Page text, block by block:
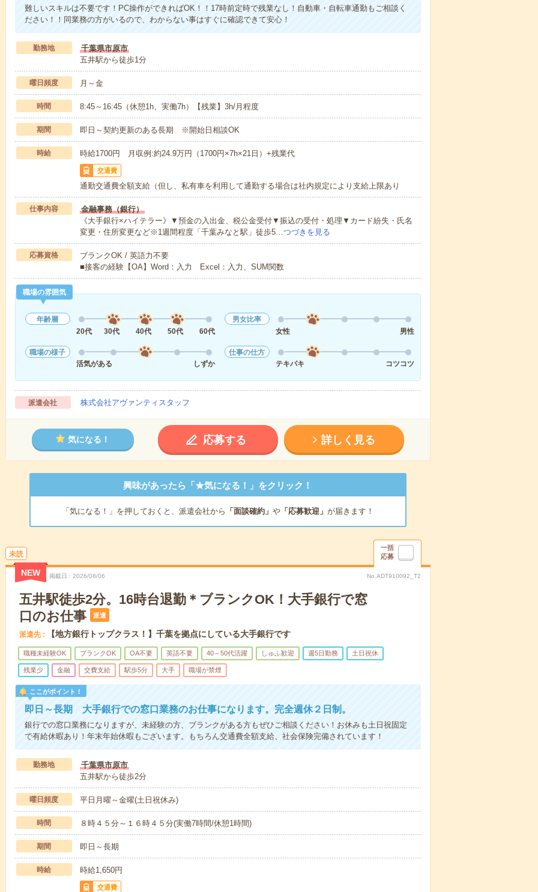
難しいスキルは不要です！PC操作ができればOK！！17時前定時で残業なし！自動車・自転車通勤もご相談く
ださい！！同業務の方がいるので、わからない事はすぐに確認できて安心！
勤務地
千葉県市原市
五井駅から徒歩1分
曜日頻度 月～金
時間 8:45～16:45（休憩1h、実働7h）【残業】3h/月程度
期間 即日～契約更新のある長期 ※開始日相談OK
時給 時給1700円 月収例:約24.9万円（1700円×7h×21日）+残業代
交通費
通勤交通費全額支給（但し、私有車を利用して通勤する場合は社内規定により支給上限あり
仕事内容
金融事務（銀行）
《大手銀行×ハイテラー》▼預金の入出金、税公金受付▼振込の受付・処理▼カード紛失・氏名
変更・住所変更など※1週間程度「千葉みなと駅」徒歩5…つづきを見る
応募資格
ブランクOK / 英語力不要
■接客の経験【OA】Word：入力 Excel：入力、SUM関数
職場の雰囲気
年齢層
20代
30代 40代 50代 60代
男女比率
女性
男性
職場の様子
活気がある
しずか
仕事の仕方
テキパキ
コツコツ
派遣会社 株式会社アヴァンティスタッフ
気になる！ 応募する 詳しく見る
興味があったら「★気になる！」をクリック！
「気になる！」を押しておくと、派遣会社から 「面談確約」 や「応募歓迎」 が届きます！
未読
一括
応募
NEW 掲載日 2026/08/06 No.ADT910092_T2
五井駅徒歩2分。16時台退勤＊ブランクOK！大手銀行で窓
口のお仕事
派遣
派遣先 【地方銀行トップクラス！】千葉を拠点にしている大手銀行です
職種未経験OK ブランクOK OA不要 英語不要 40～50代活躍 しゅふ歓迎 週5日勤務 土日祝休
残業少 金融 交費支給 駅歩5分 大手 職場が禁煙
ここがポイント！
即日～長期 大手銀行での窓口業務のお仕事になります。完全週休２日制。
銀行での窓口業務になりますが、未経験の方、ブランクがある方もぜひご相談ください！お休みも土日祝固定
で有給休暇あり！年末年始休暇もございます。もちろん交通費全額支給、社会保険完備されています！
勤務地
千葉県市原市
五井駅から徒歩2分
曜日頻度 平日月曜～金曜(土日祝休み)
時間 ８時４５分～１６時４５分(実働7時間/休憩1時間)
期間 即日～長期
時給 時給1,650円
交通費